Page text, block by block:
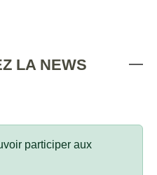
LA NEWS
participer aux